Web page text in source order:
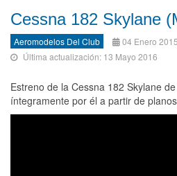
Cessna 182 Skylane
Aeromodelos Del Club
04 Enero 2015
Última actualización: 13 Mayo 2016
Estreno de la Cessna 182 Skylane
íntegramente por él a partir de